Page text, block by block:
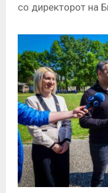
со директорот на
Магдалена